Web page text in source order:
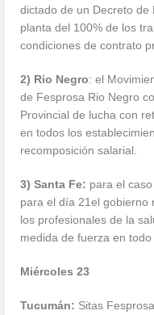
dictado de un Decreto de
planta del 100% de los
condiciones de contrato
2) Rio Negro: el
de Fesprosa Rio Negro
Provincial de lucha con
en todos los
recomposición salarial.
3) Santa Fe: para el
para el día 21el gobierno
los profesionales de la
medida de fuerza en
Miércoles 23
Tucumán: Sitas